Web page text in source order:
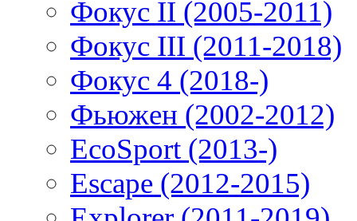
Фокус II (2005-2011)
Фокус III (2011-2018)
Фокус 4 (2018-)
Фьюжен (2002-2012)
EcoSport (2013-)
Escape (2012-2015)